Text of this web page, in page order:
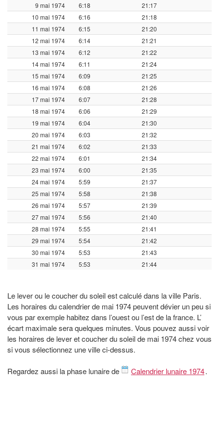
9 mai 1974 6:18
21:17
10 mai 1974
6:16
21:18
11 mai 1974
6:15
21:20
12 mai 1974
6:14
21:21
13 mai 1974
6:12
21:22
14 mai 1974
6:11
21:24
15 mai 1974
6:09
21:25
16 mai 1974
6:08
21:26
17 mai 1974
6:07
21:28
18 mai 1974
6:06
21:29
19 mai 1974
6:04
21:30
20 mai 1974
6:03
21:32
21 mai 1974
6:02
21:33
22 mai 1974
6:01
21:34
23 mai 1974
6:00
21:35
24 mai 1974
5:59
21:37
25 mai 1974
5:58
21:38
26 mai 1974
5:57
21:39
27 mai 1974
5:56
21:40
28 mai 1974
5:55
21:41
29 mai 1974
5:54
21:42
30 mai 1974
5:53
21:43
31 mai 1974
5:53 21:44
Le lever ou le coucher du soleil est calculé dans la ville Paris.
Les horaires du calendrier de mai 1974 peuvent dévier un peu si
vous par exemple habitez dans l’ouest ou l’est de la france. L’
écart maximale sera quelques minutes. Vous pouvez aussi voir
les horaires de lever et coucher du soleil de mai 1974 chez vous
si vous sélectionnez une ville ci-dessus.
Regardez aussi la phase lunaire de Calendrier lunaire 1974.